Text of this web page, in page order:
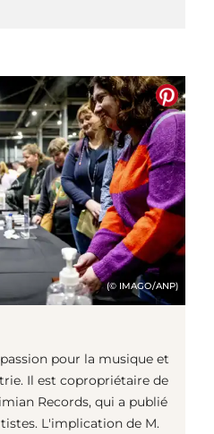
(© IMAGO/ANP)
pour la musique et
Il est copropriétaire de
Records, qui a publié
L'implication de M.